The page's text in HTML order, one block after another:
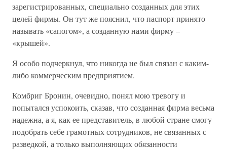
зарегистрированных, специально созданных для этих
целей фирмы. Он тут же пояснил, что паспорт принято
называть «сапогом», а созданную нами фирму –
«крышей».
Я особо подчеркнул, что никогда не был связан с каким-
либо коммерческим предприятием.
Комбриг Бронин, очевидно, понял мою тревогу и
попытался успокоить, сказав, что созданная фирма весьма
надежна, а я, как ее представитель, в любой стране смогу
подобрать себе грамотных сотрудников, не связанных с
разведкой, а только выполняющих обязанности